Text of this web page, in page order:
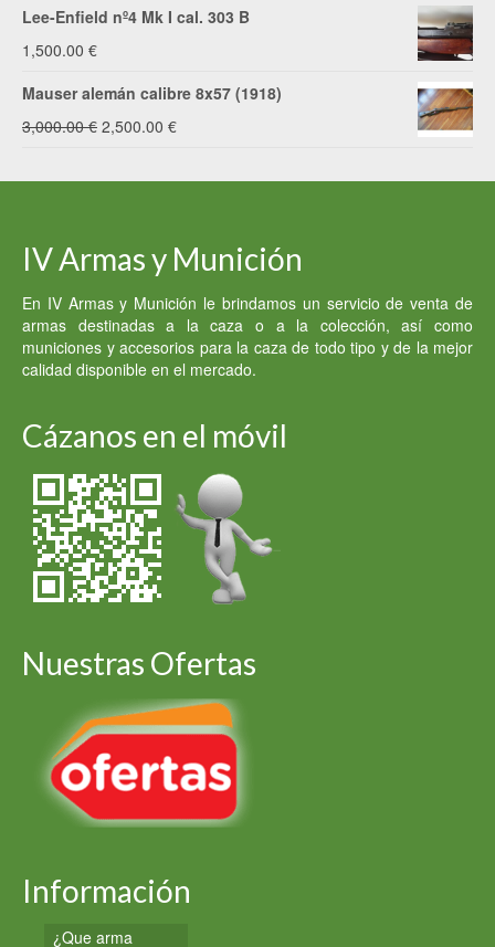
2,200.00 €.2,000.00 €.
Lee-Enfield nº4 Mk I cal. 303 B
1,500.00 €
Mauser alemán calibre 8x57 (1918)
3,000.00€ El
3,000.00 €.
2,500.00 €El
2,500.00 €.
IV Armas y Munición
En IV Armas y Munición le brindamos un servicio de venta de
armas destinadas a la caza o a la colección, así como
municiones y accesorios para la caza de todo tipo y de la mejor
calidad disponible en el mercado.
Cázanos en el móvil
Nuestras Ofertas
Información
¿Que arma